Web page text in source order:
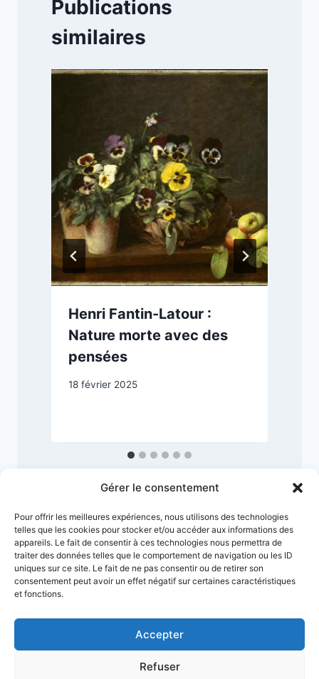
Gérer le consentement
Pour offrir les meilleures expériences, nous utilisons des technologies
telles que les cookies pour stocker et/ou accéder aux informations des
appareils. Le fait de consentir à ces technologies nous permettra de
traiter des données telles que le comportement de navigation ou les ID
uniques sur ce site. Le fait de ne pas consentir ou de retirer son
consentement peut avoir un effet négatif sur certaines caractéristiques
et fonctions.
Accepter
Refuser
Publications
similaires
Henri Fantin-Latour :
Nature morte avec des
pensées
18 février 2025
Conditions générales
Politique de confidentialité